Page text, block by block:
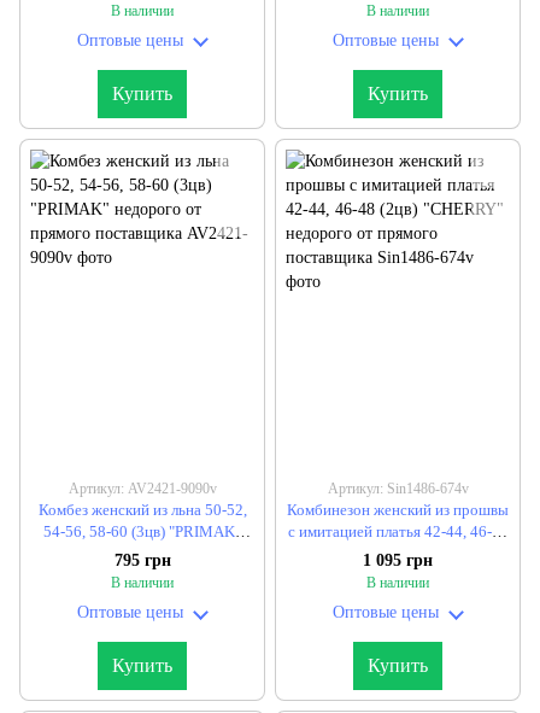
В наличии
Оптовые цены
Купить
В наличии
Оптовые цены
Купить
Артикул: AV2421-9090v
Комбез женский из льна 50-52,
54-56, 58-60 (3цв) "PRIMAK"
недорого от прямого
поставщика
795 грн
В наличии
Оптовые цены
Купить
Артикул: Sin1486-674v
Комбинезон женский из прошвы
с имитацией платья 42-44, 46-48
(2цв) "CHERRY" недорого от
прямого поставщика
1 095 грн
В наличии
Оптовые цены
Купить